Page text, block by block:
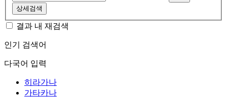
상세검색
결과 내 재검색
인기 검색어
다국어 입력
히라가나
가타카나